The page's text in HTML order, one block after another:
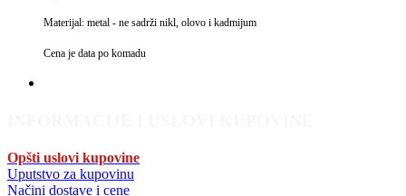
Materijal: metal - ne sadrži nikl, olovo i kadmijum
Cena je data po komadu
Opšti uslovi kupovine
Uputstvo za kupovinu
Načini dostave i cene